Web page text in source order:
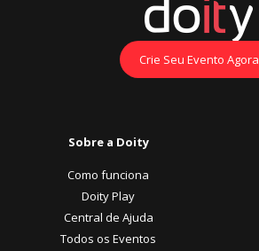
Crie Seu Evento Agora
Sobre a Doity
Como funciona
Doity Play
Central de Ajuda
Todos os Eventos